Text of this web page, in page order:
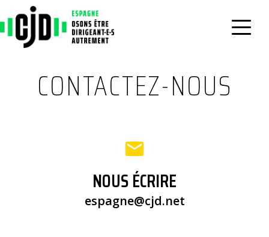
CONTACTEZ-NOUS
NOUS ÉCRIRE
espagne@cjd.net